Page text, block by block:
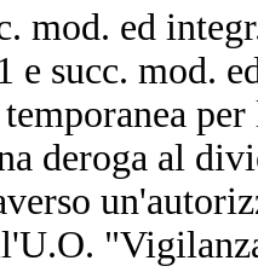
mod. ed
e succ. mod.
deroga al